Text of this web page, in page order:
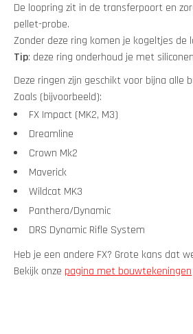
De loopring zit in de transferpoort en
pellet-probe.
Zonder deze ring komen je kogeltjes de
Tip: deze ring onderhoud je met
Deze ringen zijn geschikt voor bijna alle
Zoals (bijvoorbeeld):
FX Impact (MK2, M3)
Dreamline
Crown Mk2
Maverick
Wildcat MK3
Panthera/Dynamic
DRS Dynamic Rifle System
Heb je een andere FX? Grote kans dat
Bekijk onze pagina met bouwtekeningen